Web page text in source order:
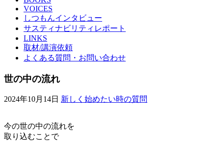
VOICES
しつもんインタビュー
サスティナビリティレポート
LINKS
取材/講演依頼
よくある質問・お問い合わせ
世の中の流れ
2024年10月14日 新しく始めたい時の質問
今の世の中の流れを
取り込むことで